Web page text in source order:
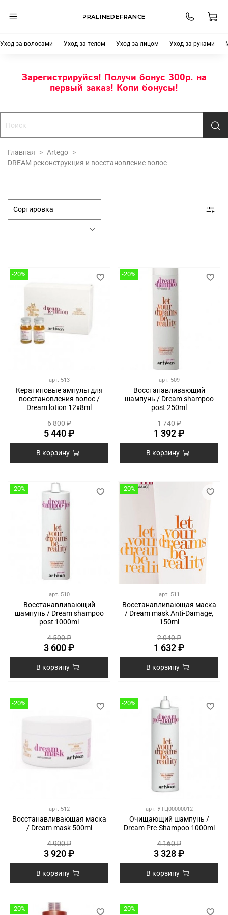
PRALINEDEFRANCE
Уход за волосами Уход за телом Уход за лицом Уход за руками
Зарегистрируйся! Получи бонус 300р. на
первый заказ! Копи бонусы!
Главная
Artego
DREAM реконструкция и восстановление волос
-20%
арт. 513
Кератиновые ампулы для
восстановления волос /
Dream lotion 12х8ml
6 800 ₽
5 440 ₽
В корзину
-20%
арт. 509
Восстанавливающий
шампунь / Dream shampoo
post 250ml
1 740 ₽
1 392 ₽
В корзину
-20%
арт. 510
Восстанавливающий
шампунь / Dream shampoo
post 1000ml
4 500 ₽
3 600 ₽
В корзину
-20%
арт. 511
Восстанавливающая маска
/ Dream mask Anti-Damage,
150ml
2 040 ₽
1 632 ₽
В корзину
-20%
арт. 512
Восстанавливающая маска
/ Dream mask 500ml
4 900 ₽
3 920 ₽
В корзину
-20%
арт. УТЦ00000012
Очищающий шампунь /
Dream Pre-Shampoo 1000ml
4 160 ₽
3 328 ₽
В корзину
-20% -20%